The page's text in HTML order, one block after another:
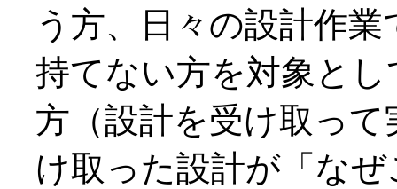
う方、日々の設計作
持てない方を対象と
方（設計を受け取っ
け取った設計が「な